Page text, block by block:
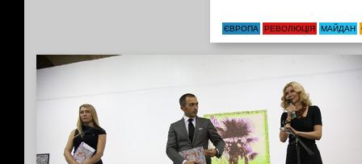
ЄВРОПА РЕВОЛЮЦІЯ МАЙДАН